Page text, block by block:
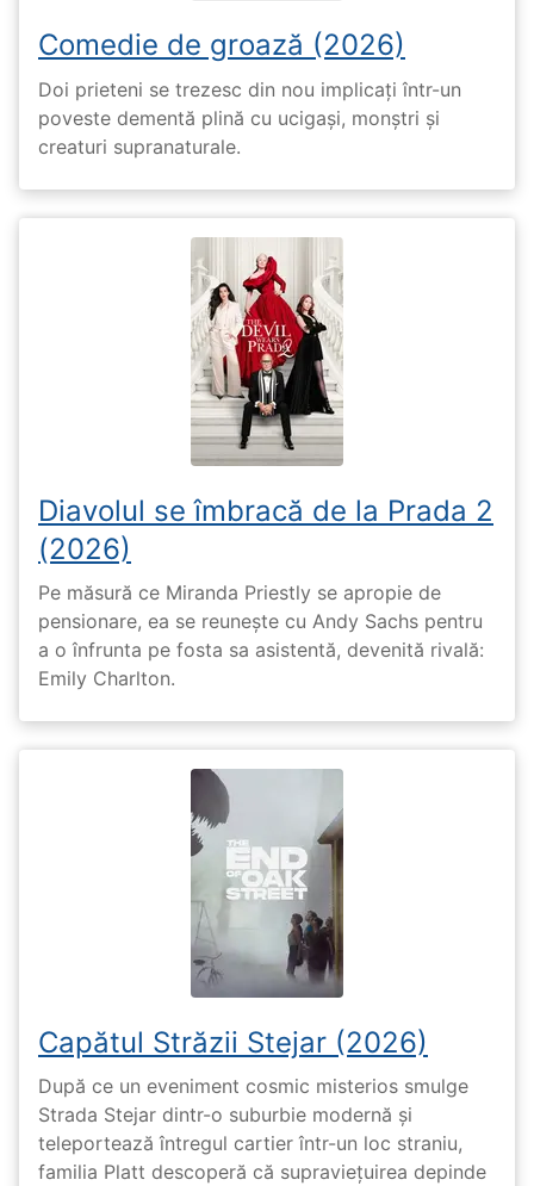
Comedie de groază (2026)
Doi prieteni se trezesc din nou implicați într-un
poveste dementă plină cu ucigași, monștri și
creaturi supranaturale.
Diavolul se îmbracă de la Prada 2
(2026)
Pe măsură ce Miranda Priestly se apropie de
pensionare, ea se reunește cu Andy Sachs pentru
a o înfrunta pe fosta sa asistentă, devenită rivală:
Emily Charlton.
Capătul Străzii Stejar (2026)
După ce un eveniment cosmic misterios smulge
Strada Stejar dintr-o suburbie modernă și
teleportează întregul cartier într-un loc straniu,
familia Platt descoperă că supraviețuirea depinde